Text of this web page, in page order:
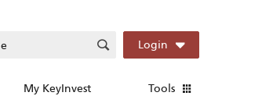
Login
My KeyInvest Tools